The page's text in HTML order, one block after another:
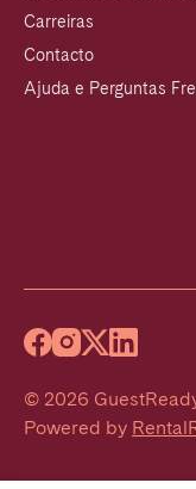
Carreiras
Contacto
Ajuda e Perguntas
© 2026
Powered by